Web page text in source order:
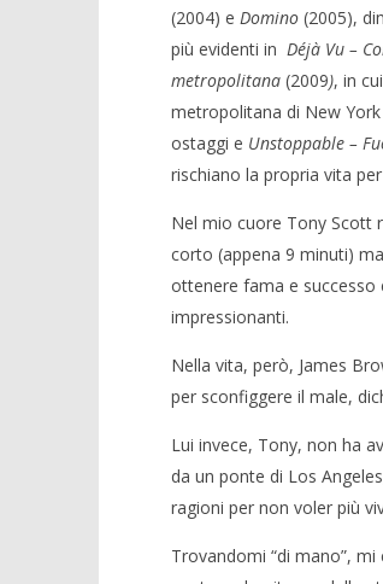
(2004) e Domino(2005),
più evidenti in Déjà Vu –
metropolitana (2009), in
metropolitana di New
ostaggi e Unstoppable –
rischiano la propria vita
Nel mio cuore Tony Scott
corto (appena 9 minuti)
ottenere fama e successo
impressionanti.
Nella vita, però, James
per sconfiggere il male,
Lui invece, Tony, non ha
da un ponte di Los
ragioni per non voler più
Trovandomi “di mano”,